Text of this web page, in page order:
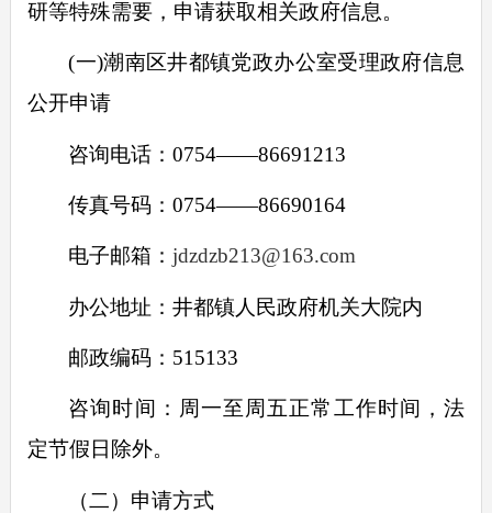
研等特殊需要，申请获取相关政府信息。
(一)潮南区井都镇党政办公室受理政府信息
公开申请
咨询电话：0754——86691213
传真号码：0754——86690164
电子邮箱：jdzdzb213@163.com
办公地址：井都镇人民政府机关大院内
邮政编码： 515133
咨询时间：周一至周五正常工作时间，法
定节假日除外。
（二）申请方式